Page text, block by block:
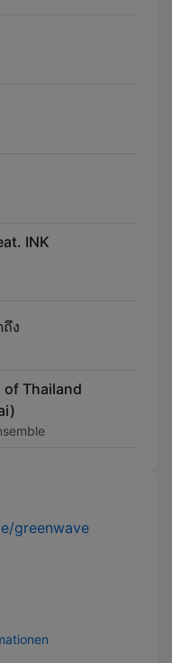
INK
ง
of Thailand
greenwave